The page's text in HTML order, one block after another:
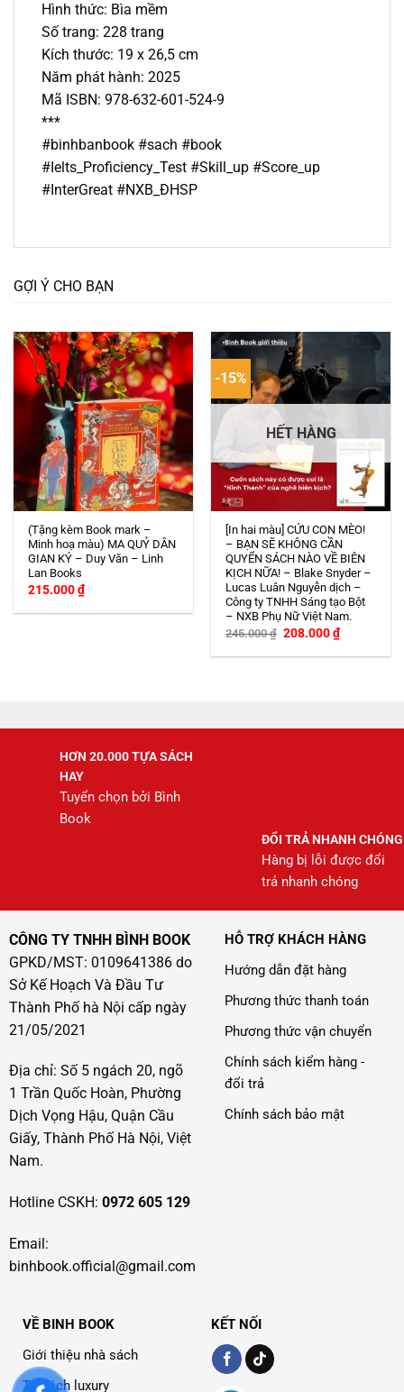
Hình thức: Bìa mềm
Số trang: 228 trang
Kích thước: 19 x 26,5 cm
Năm phát hành: 2025
Mã ISBN: 978-632-601-524-9
***
#binhbanbook #sach #book
#Ielts_Proficiency_Test #Skill_up #Score_up
#InterGreat #NXB_ĐHSP
GỢI Ý CHO BẠN
(Tặng kèm Book mark –
Minh hoạ màu) MA QUỶ DÂN
GIAN KÝ – Duy Văn – Linh
Lan Books
215.000₫
-15%
HẾT HÀNG
[In hai màu] CỨU CON MÈO!
– BẠN SẼ KHÔNG CẦN
QUYỂN SÁCH NÀO VỀ BIÊN
KỊCH NỮA! – Blake Snyder –
Lucas Luân Nguyễn dịch –
Công ty TNHH Sáng tạo Bột
– NXB Phụ Nữ Việt Nam.
245.000₫ Giá
là:
208.000₫Giá
hiện
tại
HƠN 20.000 TỰA SÁCH
HAY
Tuyển chọn bởi Bình
Book
ĐỔI TRẢ NHANH CHÓNG
Hàng bị lỗi được đổi
trả nhanh chóng
CÔNG TY TNHH BÌNH BOOK
GPKD/MST: 0109641386 do
Sở Kế Hoạch Và Đầu Tư
Thành Phố hà Nội cấp ngày
21/05/2021
Địa chỉ: Số 5 ngách 20, ngõ
1 Trần Quốc Hoàn, Phường
Dịch Vọng Hậu, Quận Cầu
Giấy, Thành Phố Hà Nội, Việt
Nam.
Hotline CSKH: 0972 605 129
Email:
binhbook.official@gmail.com
HỖ TRỢ KHÁCH HÀNG
Hướng dẫn đặt hàng
Phương thức thanh toán
Phương thức vận chuyển
Chính sách kiểm hàng -
đổi trả
Chính sách bảo mật
VỀ BINH BOOK
Giới thiệu nhà sách
Tủ sách luxury
KẾT NỐI